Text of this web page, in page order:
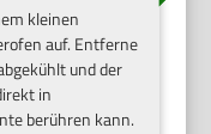
kleinen
auf. Entferne
und der
in
berühren kann.